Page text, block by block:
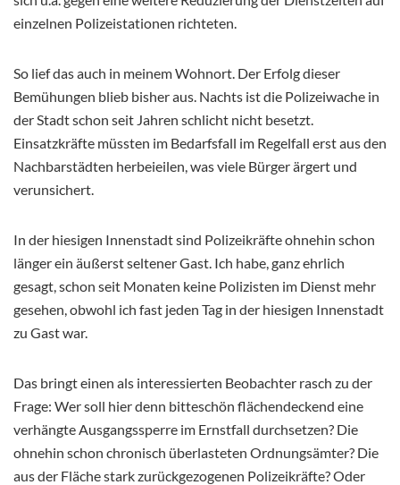
einzelnen Polizeistationen richteten.
So lief das auch in meinem Wohnort. Der Erfolg dieser
Bemühungen blieb bisher aus. Nachts ist die Polizeiwache in
der Stadt schon seit Jahren schlicht nicht besetzt.
Einsatzkräfte müssten im Bedarfsfall im Regelfall erst aus den
Nachbarstädten herbeieilen, was viele Bürger ärgert und
verunsichert.
In der hiesigen Innenstadt sind Polizeikräfte ohnehin schon
länger ein äußerst seltener Gast. Ich habe, ganz ehrlich
gesagt, schon seit Monaten keine Polizisten im Dienst mehr
gesehen, obwohl ich fast jeden Tag in der hiesigen Innenstadt
zu Gast war.
Das bringt einen als interessierten Beobachter rasch zu der
Frage: Wer soll hier denn bitteschön flächendeckend eine
verhängte Ausgangssperre im Ernstfall durchsetzen? Die
ohnehin schon chronisch überlasteten Ordnungsämter? Die
aus der Fläche stark zurückgezogenen Polizeikräfte? Oder